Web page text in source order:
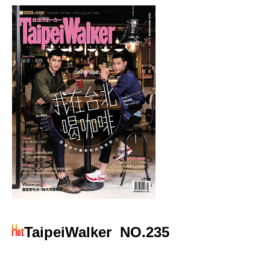
TaipeiWalker NO.235